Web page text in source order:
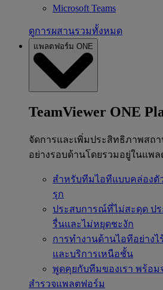
Microsoft Teams
ดูการผสานรวมทั้งหมด
แพลตฟอร์ม ONE
TeamViewer ONE
จัดการและเพิ่มประสิทธิภาพส
อย่างรอบด้านโดยรวมอยู่ในแพล
สำหรับทีมไอทีแบบคล่องตั
รุก
ประสบการณ์ที่ไม่สะดุด ป
รื่นและไม่หยุดชะงัก
การทำงานด้านไอทีอย่างไ
และบริการเหนือชั้น
พูดคุยกับทีมของเรา พร้อม
สำรวจแพลตฟอร์ม